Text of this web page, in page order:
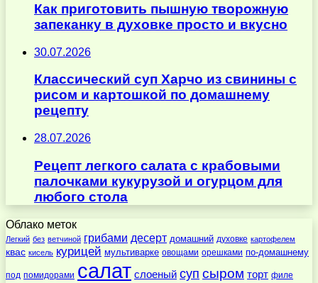
Как приготовить пышную творожную
запеканку в духовке просто и вкусно
30.07.2026
Классический суп Харчо из свинины с
рисом и картошкой по домашнему
рецепту
28.07.2026
Рецепт легкого салата с крабовыми
палочками кукурузой и огурцом для
любого стола
Облако меток
Легкий без ветчиной грибами десерт домашний духовке картофелем
квас кисель курицей мультиварке овощами орешками по-домашнему
под помидорами салат слоеный суп сыром торт филе